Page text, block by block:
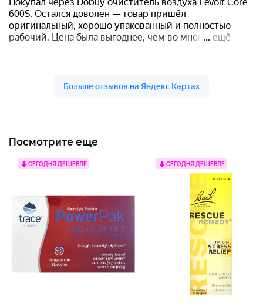
Посмотрите еще
СЕГОДНЯ ДЕШЕВЛЕ СЕГОДНЯ ДЕШЕВЛЕ